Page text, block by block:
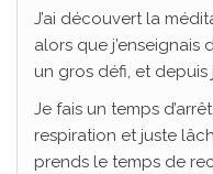
J’ai découvert la
alors que j’enseignais
un gros défi, et depuis
Je fais un temps
respiration et juste
prends le temps de